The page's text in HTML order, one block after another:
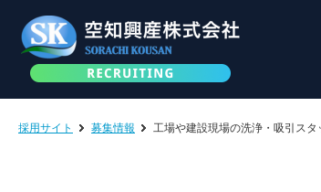
採用サイト 募集情報 工場や建設現場の洗浄・吸引ス